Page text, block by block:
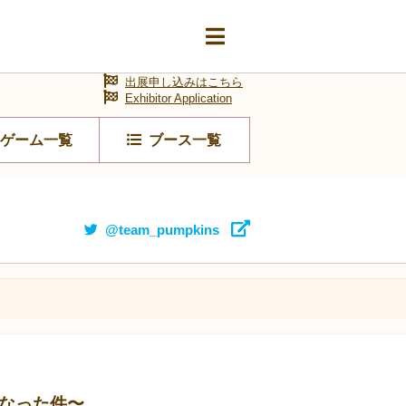
ゲーム一覧 ブース一覧
出展申し込みはこちら
Exhibitor Application
@team_pumpkins